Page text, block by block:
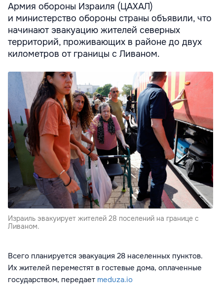
Армия обороны Израиля (ЦАХАЛ)
и министерство обороны страны объявили, что
начинают эвакуацию жителей северных
территорий, проживающих в районе до двух
километров от границы с Ливаном.
Израиль эвакуирует жителей 28 поселений на границе с
Ливаном.
Всего планируется эвакуация 28 населенных пунктов.
Их жителей переместят в гостевые дома, оплаченные
государством, передает meduza.io